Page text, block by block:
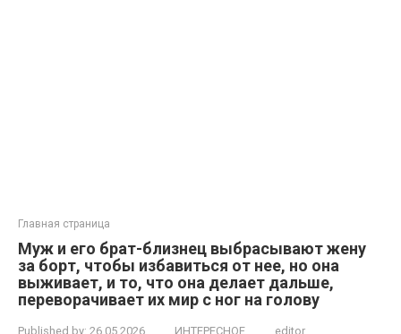
Главная страница
Муж и его брат-близнец выбрасывают жену
за борт, чтобы избавиться от нее, но она
выживает, и то, что она делает дальше,
переворачивает их мир с ног на голову
Published by: 26.05.2026 ИНТЕРЕСНОЕ editor